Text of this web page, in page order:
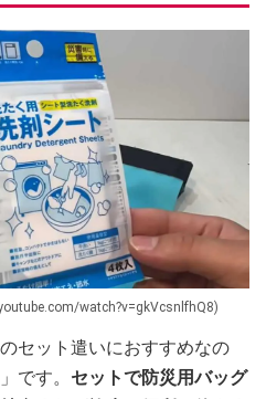
watch?v=gkVcsnlfhQ8)
セット遣いにおすすめなの
です。 セットで防災用バッグ